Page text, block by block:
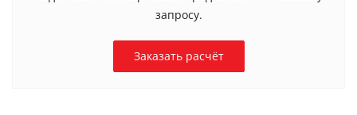
запросу.
Заказать расчёт